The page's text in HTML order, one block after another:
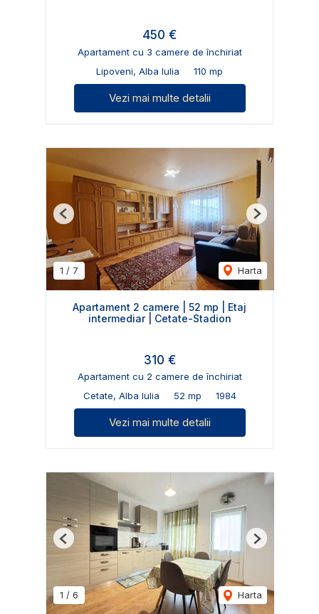
450 €
Apartament cu 3 camere de închiriat
Lipoveni, Alba Iulia
110 mp
Vezi mai multe detalii
1 / 7 Harta
Previous Next
Apartament 2 camere | 52 mp | Etaj
intermediar | Cetate-Stadion
310 €
Apartament cu 2 camere de închiriat
Cetate, Alba Iulia
52 mp 1984
Vezi mai multe detalii
1 / 6 Harta
Previous Next